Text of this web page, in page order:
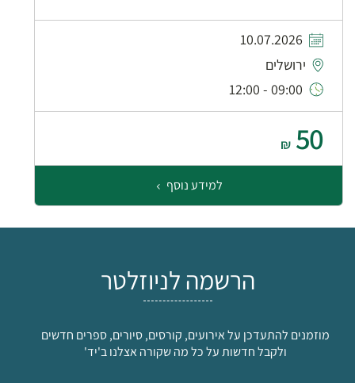
10.07.2026
ירושלים
09:00 - 12:00
50
₪
למידע נוסף
הרשמה לניוזלטר
מוזמנים להתעדכן על אירועים, קורסים, סיורים, ספרים חדשים
ולקבל חדשות על כל מה שקורה אצלנו ב'יד'